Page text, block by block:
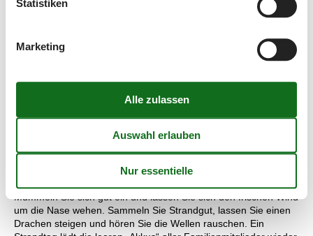
Genießen Sie die Zeit und die Ruhe, die sich im Alltag oft nur
schwer finden lässt und machen Sie mit Ihrer Familie ein
In Dierhagen Strand liegt die größte Attraktion des Urlaubsortes
dem Deich, erstreckt er sich auf einer Länge von sieben
Kilometern. Sie gehen nur über die Promenade und mieten sich
bräunen und lesen Sie ein interessantes Buch oder den
informativen Reiseführer Ihres Ferienortes.
Die Kinder freuen sich, wenn Sie gemeinsam eine „Kleckerburg“
bauen und danach im Wasser planschen. Auch im Herbst oder
Mummeln Sie sich gut ein und lassen Sie sich den frischen Wind
um die Nase wehen. Sammeln Sie Strandgut, lassen Sie einen
Drachen steigen und hören Sie die Wellen rauschen. Ein
Statistiken
Marketing